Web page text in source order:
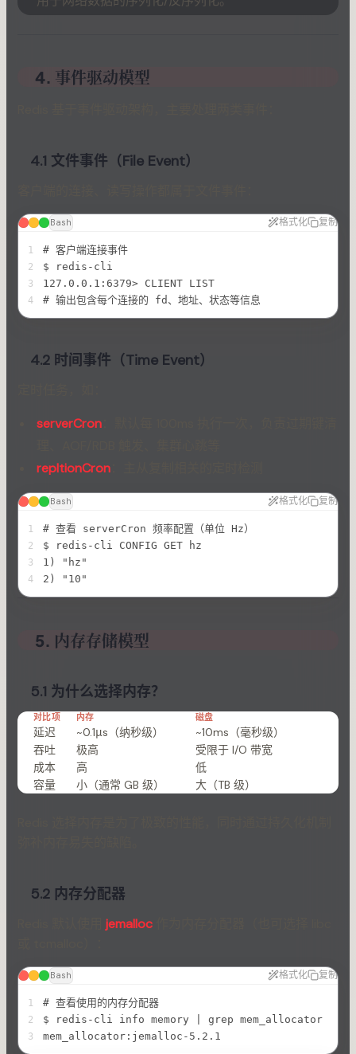
4. 事件驱动模型
4.1 文件事件（File Event）
Bash 格式化 复制
1 # 客户端连接事件
2 $ redis-cli
3 127.0.0.1:6379> CLIENT LIST
4 # 输出包含每个连接的 fd、地址、状态等信息
4.2 时间事件（Time Event）
serverCron：默认每 100ms 执行一次，负责过期键清
repltionCron：主从复制相关的定时检测
Bash 格式化 复制
1 # 查看 serverCron 频率配置（单位 Hz）
2 $ redis-cli CONFIG GET hz
3 1) "hz"
4 2) "10"
5. 内存存储模型
5.1 为什么选择内存？
对比项 内存 磁盘
延迟 ~0.1μs（纳秒级）
~10ms（毫秒级）
吞吐
极高
受限于 I/O 带宽
成本
高
低
容量
小（通常 GB 级） 大（TB 级）
5.2 内存分配器
jemalloc作为内存分配器（也可选择 libc
Bash 格式化 复制
1 # 查看使用的内存分配器
2 $ redis-cli info memory | grep mem_allocator
3 mem_allocator:jemalloc-5.2.1